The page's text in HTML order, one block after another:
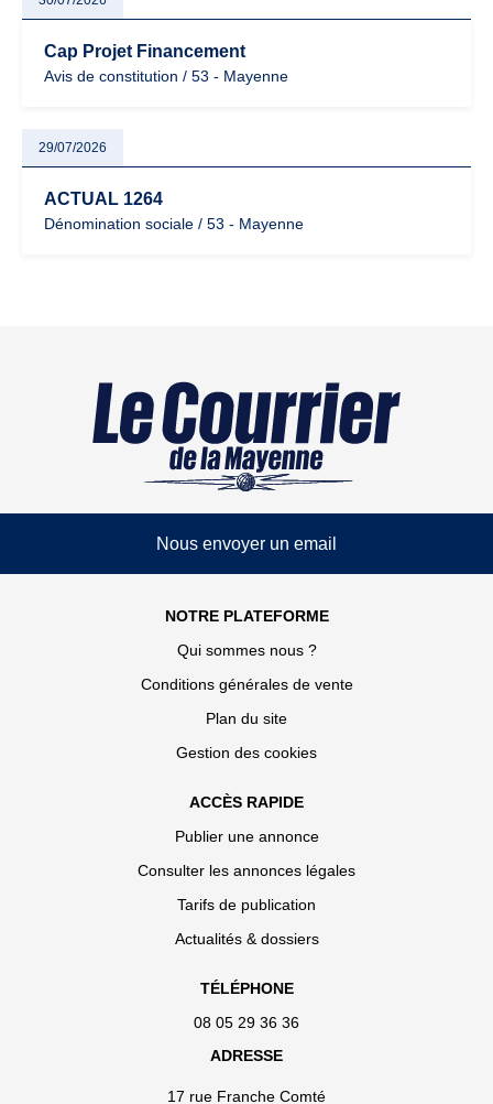
Cap Projet Financement
Avis de constitution / 53 - Mayenne
29/07/2026
ACTUAL 1264
Dénomination sociale / 53 - Mayenne
Nous envoyer un email
NOTRE PLATEFORME
Qui sommes nous ?
Conditions générales de vente
Plan du site
Gestion des cookies
ACCÈS RAPIDE
Publier une annonce
Consulter les annonces légales
Tarifs de publication
Actualités & dossiers
TÉLÉPHONE
08 05 29 36 36
ADRESSE
17 rue Franche Comté